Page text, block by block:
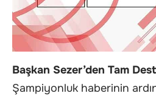
Başkan Sezer’den Tam
Şampiyonluk haberinin